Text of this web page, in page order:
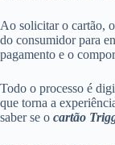
Ao solicitar o cartão,
do consumidor para
pagamento e o
Todo o processo é
que torna a
saber se o cartão